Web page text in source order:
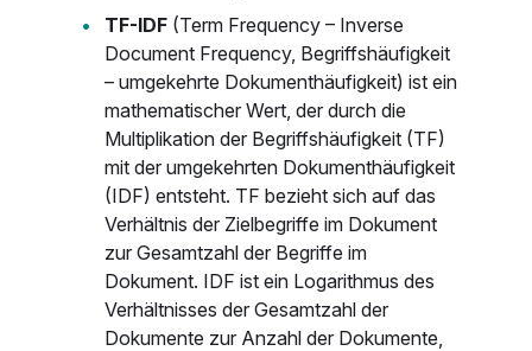
TF-IDF(Term Frequency – Inverse
Document Frequency, Begriffshäufigkeit
– umgekehrte Dokumenthäufigkeit) ist ein
mathematischer Wert, der durch die
Multiplikation der Begriffshäufigkeit (TF)
mit der umgekehrten Dokumenthäufigkeit
(IDF) entsteht. TF bezieht sich auf das
Verhältnis der Zielbegriffe im Dokument
zur Gesamtzahl der Begriffe im
Dokument. IDF ist ein Logarithmus des
Verhältnisses der Gesamtzahl der
Dokumente zur Anzahl der Dokumente,